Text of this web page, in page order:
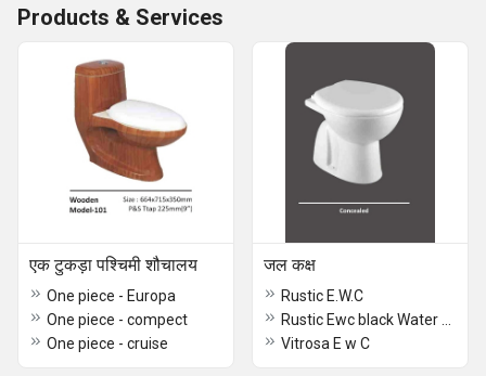
Products & Services
एक टुकड़ा पश्चिमी शौचालय
One piece - Europa
One piece - compect
One piece - cruise
जल कक्ष
Rustic E.W.C
Vitrosa E w C